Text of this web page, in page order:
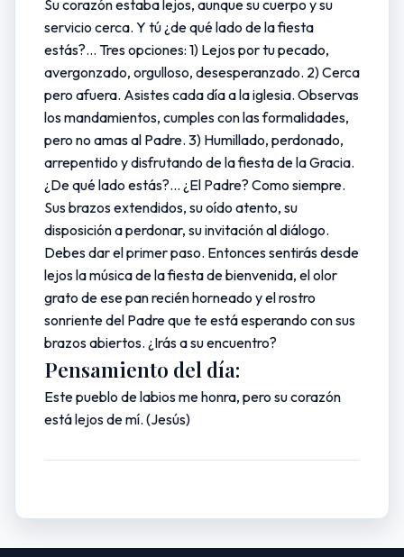
Su corazón estaba lejos, aunque su cuerpo y su
servicio cerca. Y tú ¿de qué lado de la fiesta
estás?... Tres opciones: 1) Lejos por tu pecado,
avergonzado, orgulloso, desesperanzado. 2) Cerca
pero afuera. Asistes cada día a la iglesia. Observas
los mandamientos, cumples con las formalidades,
pero no amas al Padre. 3) Humillado, perdonado,
arrepentido y disfrutando de la fiesta de la Gracia.
¿De qué lado estás?... ¿El Padre? Como siempre.
Sus brazos extendidos, su oído atento, su
disposición a perdonar, su invitación al diálogo.
Debes dar el primer paso. Entonces sentirás desde
lejos la música de la fiesta de bienvenida, el olor
grato de ese pan recién horneado y el rostro
sonriente del Padre que te está esperando con sus
brazos abiertos. ¿Irás a su encuentro?
Pensamiento del día:
Este pueblo de labios me honra, pero su corazón
está lejos de mí. (Jesús)